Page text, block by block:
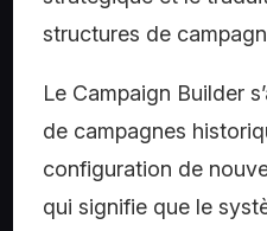
structures de
Le Campaign Builder
de campagnes
configuration de
qui signifie que le